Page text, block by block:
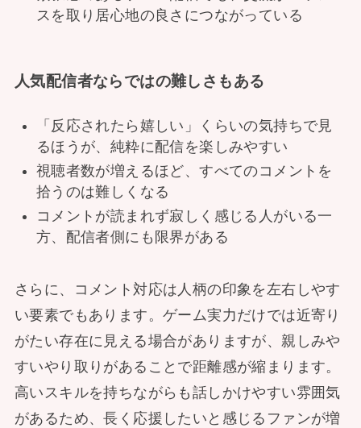
スを取り居心地の良さにつながっている
人気配信者ならではの難しさもある
「反応されたら嬉しい」くらいの気持ちで見
るほうが、純粋に配信を楽しみやすい
視聴者数が増えるほど、すべてのコメントを
拾うのは難しくなる
コメントが読まれず寂しく感じる人がいる一
方、配信者側にも限界がある
さらに、コメント対応は人柄の印象を左右しやす
い要素でもあります。ゲーム実力だけでは近寄り
がたい存在に見える場合がありますが、親しみや
すいやり取りがあることで距離感が縮まります。
高いスキルを持ちながらも話しかけやすい雰囲気
があるため、長く応援したいと感じるファンが増